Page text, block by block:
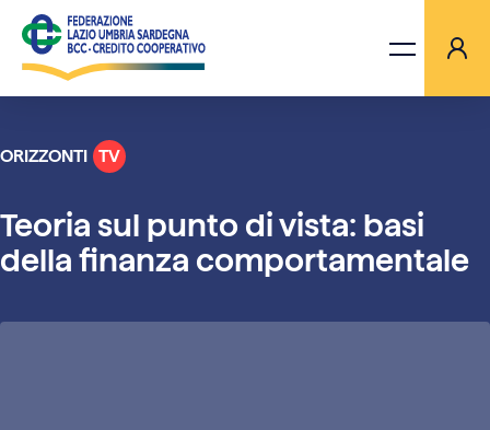
LA FEDERAZIONE
BANCHE
ORIZZONTI TV
Teoria sul punto di vista: basi
della finanza comportamentale